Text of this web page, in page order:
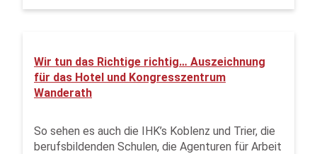
Wir tun das Richtige richtig… Auszeichnung
für das Hotel und Kongresszentrum
Wanderath
So sehen es auch die IHK’s Koblenz und Trier, die
berufsbildenden Schulen, die Agenturen für Arbeit